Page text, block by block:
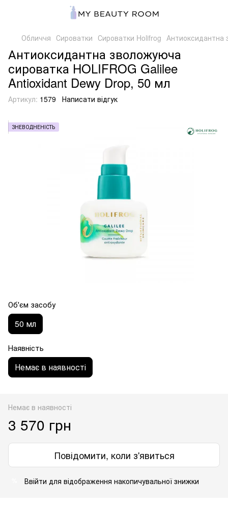
Обличчя Сироватки Сироватки Holifrog Антиоксидантна
Антиоксидантна зволожуюча
сироватка HOLIFROG Galilee
Antioxidant Dewy Drop, 50 мл
Артикул: 1579 Написати відгук
ЗНЕВОДНЕНІСТЬ
Об'єм засобу
50 мл
Наявність
Немає в наявності
Немає в наявності
3 570 грн
Повідомити, коли з'явиться
Ввійти для відображення накопичувальної знижки